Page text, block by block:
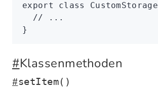
export class CustomStorage
  // ...
}
#Klassenmethoden
#setItem()